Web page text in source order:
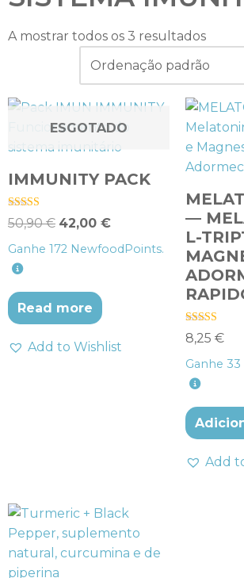
A mostrar todos os 3 resultados
ESGOTADO
IMMUNITY PACK
Avaliação
4.50
50,90€ 42,00 €
Ganhe 172 NewfoodPoints.
Read more
Add to Wishlist
—
L-
Avaliação
4.50
8,25 €
Ganhe 33
Add